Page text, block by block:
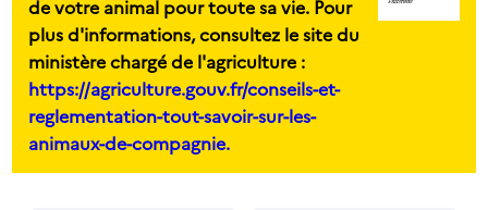
de votre animal pour toute sa vie. Pour
plus d'informations, consultez le site du
ministère chargé de l'agriculture :
https://agriculture.gouv.fr/conseils-et-
reglementation-tout-savoir-sur-les-
animaux-de-compagnie.